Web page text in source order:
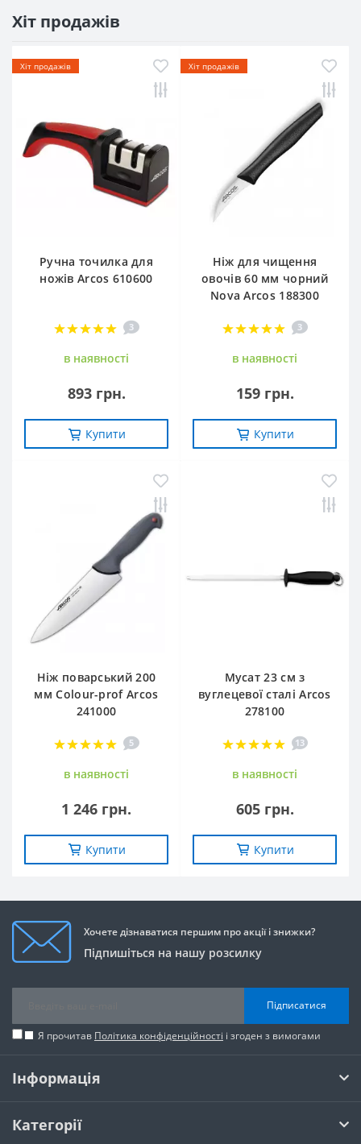
Хіт продажів
Хіт продажів
Ручна точилка для
ножів Arcos 610600
3
в наявностi
893 грн.
Купити
Хіт продажів
Ніж для чищення
овочів 60 мм чорний
Nova Arcos 188300
3
в наявностi
159 грн.
Купити
Ніж поварський 200
мм Сolour-prof Arcos
241000
5
в наявностi
1 246 грн.
Купити
Мусат 23 см з
вуглецевої сталі Arcos
278100
13
в наявностi
605 грн.
Купити
Хочете дізнаватися першим про акції і знижки?
Підпишіться на нашу розсилку
Підписатися
Я прочитав Політика конфіденційності і згоден з вимогами
Інформація
Категорії